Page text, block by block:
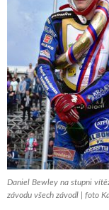
Daniel Bewley na stupni
závodu všech závodl | foto